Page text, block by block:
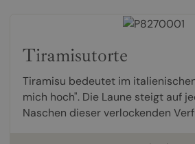
Tiramisutorte
Tiramisu bedeutet im
mich hoch". Die Laune steigt auf
Naschen dieser verlockenden